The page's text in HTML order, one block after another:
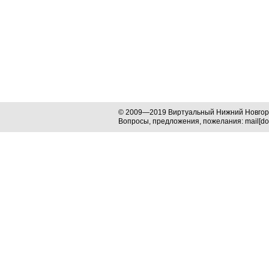
© 2009—2019 Виртуальный Нижний
Вопросы, предложения, пожелания: